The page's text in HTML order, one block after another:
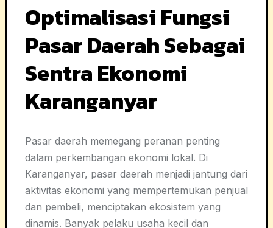
Optimalisasi Fungsi
Pasar Daerah Sebagai
Sentra Ekonomi
Karanganyar
Pasar daerah memegang peranan penting
dalam perkembangan ekonomi lokal. Di
Karanganyar, pasar daerah menjadi jantung dari
aktivitas ekonomi yang mempertemukan penjual
dan pembeli, menciptakan ekosistem yang
dinamis. Banyak pelaku usaha kecil dan